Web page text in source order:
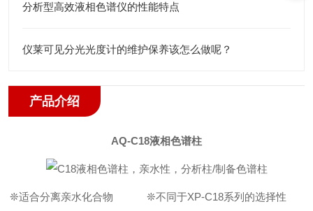
分析型高效液相色谱仪的性能特点
仪莱可见分光光度计的维护保养该怎么做呢？
产品介绍
AQ-C18液相色谱柱
❊适合分离亲水化合物 ❊不同于XP-C18系列的选择性